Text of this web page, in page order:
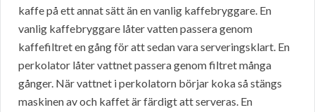
kaffe på ett annat sätt än en vanlig kaffebryggare. En
vanlig kaffebryggare låter vatten passera genom
kaffefiltret en gång för att sedan vara serveringsklart. En
perkolator låter vattnet passera genom filtret många
gånger. När vattnet i perkolatorn börjar koka så stängs
maskinen av och kaffet är färdigt att serveras. En